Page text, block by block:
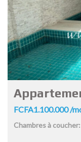
FCFA1.100.000 /
Chambres à coucher: